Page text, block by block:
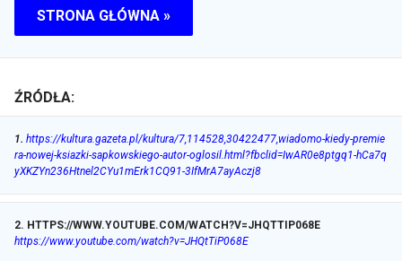
STRONA GŁÓWNA »
ŹRÓDŁA:
1. https://kultura.gazeta.pl/kultura/7,114528,30422477,wiadomo-kiedy-premie
ra-nowej-ksiazki-sapkowskiego-autor-oglosil.html?fbclid=IwAR0e8ptgq1-hCa7q
yXKZYn236Htnel2CYu1mErk1CQ91-3IfMrA7ayAczj8
2. HTTPS://WWW.YOUTUBE.COM/WATCH?V=JHQTTIP068E
https://www.youtube.com/watch?v=JHQtTiP068E